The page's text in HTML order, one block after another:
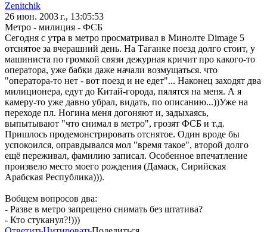
Zenitchik
26 июн. 2003 г., 13:05:53
Метро - милиция - ФСБ
Сегодня с утра в метро просматривал в Минолте Dimage 5
отснятое за вчерашний день. На Таганке поезд долго стоит, у
машиниста по громкой связи дежурная кричит про какого-то
оператора, уже бабки даже начали возмущаться. что
"оператора-то нет - вот поезд и не едет"... Наконец заходят два
милиционера, едут до Китай-города, пялятся на меня. А я
камеру-то уже давно убрал, видать, по описанию...))Уже на
переходе пл. Ногина меня догоняют и, задыхаясь,
выпытывают "что снимал в метро", грозят ФСБ и т.д.
Пришлось продемонстрировать отснятое. Один вроде бы
успокоился, оправдывался мол "время такое", второй долго
ещё переживал, фамилию записал. Особенное впечатление
произвело место моего рождения (Дамаск, Сирийская
Арабская Республика))).
Вобщем вопросов два:
- Разве в метро запрещено снимать без штатива?
- Кто стуканул?!)))